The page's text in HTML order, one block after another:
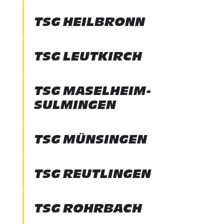
TSG HEILBRONN
TSG LEUTKIRCH
TSG MASELHEIM-
SULMINGEN
TSG MÜNSINGEN
TSG REUTLINGEN
TSG ROHRBACH